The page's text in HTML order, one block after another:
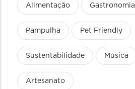
Alimentação Gastronomia
Pampulha Pet Friendly
Sustentabilidade Música
Artesanato